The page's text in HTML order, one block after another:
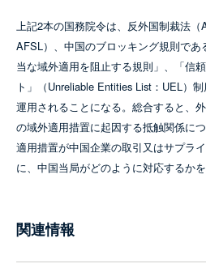
上記2本の国務院令は、反外国制裁法（
AFSL）、中国のブロッキング規則で
当な域外適用を阻止する規則」、「信
ト」（Unreliable Entities List：UEL）
運用されることになる。総合すると、
の域外適用措置に起因する抵触関係に
適用措置が中国企業の取引又はサプラ
に、中国当局がどのように対応するか
関連情報